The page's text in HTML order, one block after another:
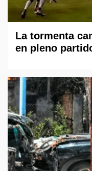
La tormenta
en pleno